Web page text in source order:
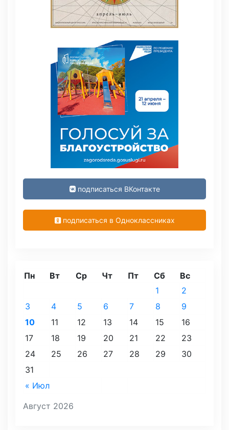
подписаться ВКонтакте
подписаться в Одноклассниках
Август 2026
Пн Вт Ср Чт Пт Сб Вс
« Июл
1
2
3
4 5 6 7 8
9
10
11 12 13 14 15
16
17
18 19 20 21 22
23
24
25 26 27 28 29
30
31